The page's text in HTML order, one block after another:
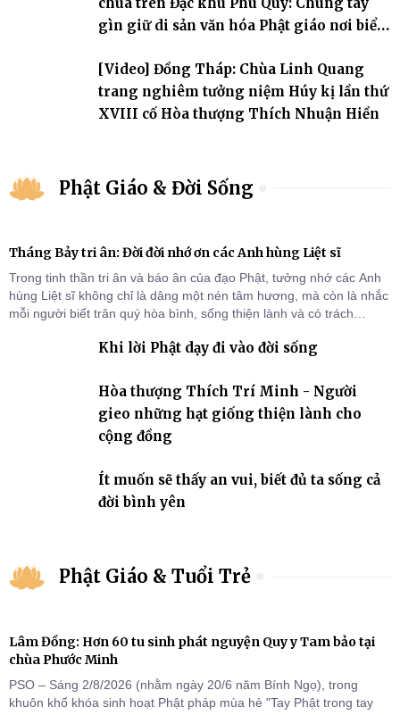
gìn giữ di sản văn hóa Phật giáo nơi biển
[Video] Đồng Tháp: Chùa Linh Quang
trang nghiêm tưởng niệm Húy kị lần thứ
XVIII cố Hòa thượng Thích Nhuận Hiền
Phật Giáo & Đời Sống
Tháng Bảy tri ân: Đời đời nhớ ơn các Anh hùng Liệt sĩ
Trong tinh thần tri ân và báo ân của đạo Phật, tưởng nhớ các Anh
hùng Liệt sĩ không chỉ là dâng một nén tâm hương, mà còn là nhắc
mỗi người biết trân quý hòa bình, sống thiện lành và có trách
Khi lời Phật dạy đi vào đời sống
Hòa thượng Thích Trí Minh - Người
gieo những hạt giống thiện lành cho
cộng đồng
Ít muốn sẽ thấy an vui, biết đủ ta sống cả
đời bình yên
Phật Giáo & Tuổi Trẻ
Lâm Đồng: Hơn 60 tu sinh phát nguyện Quy y Tam bảo tại
chùa Phước Minh
PSO – Sáng 2/8/2026 (nhằm ngày 20/6 năm Bính Ngọ), trong
khuôn khổ khóa sinh hoạt Phật pháp mùa hè "Tay Phật trong tay